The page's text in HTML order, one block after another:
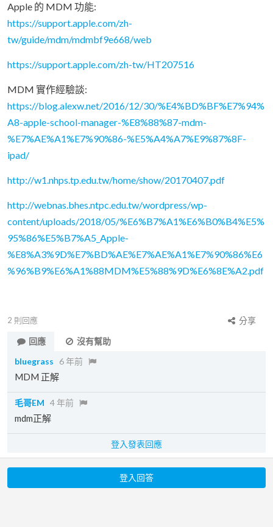
Apple 的 MDM 功能:
https://support.apple.com/zh-
tw/guide/mdm/mdmbf9e668/web
https://support.apple.com/zh-tw/HT207516
MDM 實作經驗談:
https://blog.alexw.net/2016/12/30/%E4%BD%BF%E7%94%
A8-apple-school-manager-%E8%88%87-mdm-
%E7%AE%A1%E7%90%86-%E5%A4%A7%E9%87%8F-
ipad/
http://w1.nhps.tp.edu.tw/home/show/20170407.pdf
http://webnas.bhes.ntpc.edu.tw/wordpress/wp-
content/uploads/2018/05/%E6%B7%A1%E6%B0%B4%E5%
95%86%E5%B7%A5_Apple-
%E8%A3%9D%E7%BD%AE%E7%AE%A1%E7%90%86%E6
%96%B9%E6%A1%88MDM%E5%88%9D%E6%8E%A2.pdf
2 則回應
分享
回應
沒有幫助
bluegrass
6 年前
MDM 正解
毛哥EM 4 年前
mdm正解
登入發表回應
登入回答